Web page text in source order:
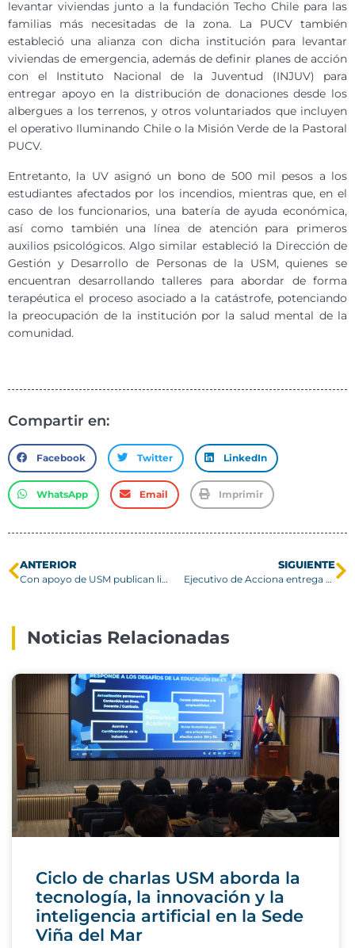
levantar viviendas junto a la fundación Techo Chile para las
familias más necesitadas de la zona. La PUCV también
estableció una alianza con dicha institución para levantar
viviendas de emergencia, además de definir planes de acción
con el Instituto Nacional de la Juventud (INJUV) para
entregar apoyo en la distribución de donaciones desde los
albergues a los terrenos, y otros voluntariados que incluyen
el operativo Iluminando Chile o la Misión Verde de la Pastoral
PUCV.
Entretanto, la UV asignó un bono de 500 mil pesos a los
estudiantes afectados por los incendios, mientras que, en el
caso de los funcionarios, una batería de ayuda económica,
así como también una línea de atención para primeros
auxilios psicológicos. Algo similar estableció la Dirección de
Gestión y Desarrollo de Personas de la USM, quienes se
encuentran desarrollando talleres para abordar de forma
terapéutica el proceso asociado a la catástrofe, potenciando
la preocupación de la institución por la salud mental de la
comunidad.
Compartir en:
Facebook Twitter LinkedIn
WhatsApp Email Imprimir
ANTERIOR
Con apoyo de USM publican libro que rescata valor patrimonial del Valle del Biobío
SIGUIENTE
Ejecutivo de Acciona entrega panorama global del agua con foco en la desalación
Noticias Relacionadas
Ciclo de charlas USM aborda la
tecnología, la innovación y la
inteligencia artificial en la Sede
Viña del Mar